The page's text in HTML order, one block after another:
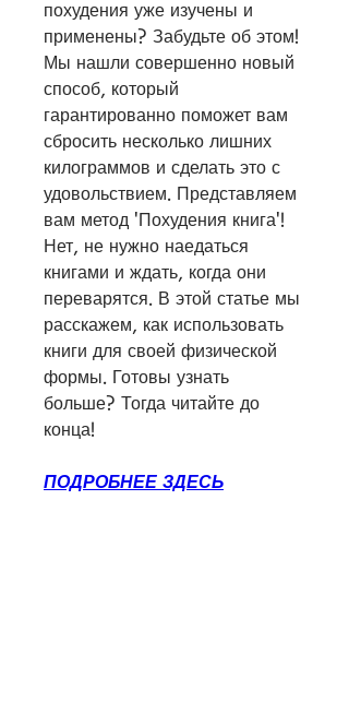
похудения уже изучены и
применены? Забудьте об этом!
Мы нашли совершенно новый
способ, который
гарантированно поможет вам
сбросить несколько лишних
килограммов и сделать это с
удовольствием. Представляем
вам метод 'Похудения книга'!
Нет, не нужно наедаться
книгами и ждать, когда они
переварятся. В этой статье мы
расскажем, как использовать
книги для своей физической
формы. Готовы узнать
больше? Тогда читайте до
конца!
ПОДРОБНЕЕ ЗДЕСЬ